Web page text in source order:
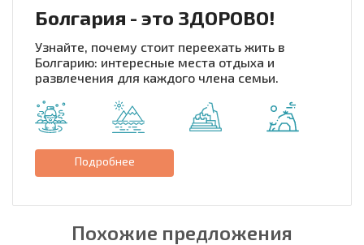
Болгария - это ЗДОРОВО!
Узнайте, почему стоит переехать жить в
Болгарию: интересные места отдыха и
развлечения для каждого члена семьи.
Подробнее
Похожие предложения